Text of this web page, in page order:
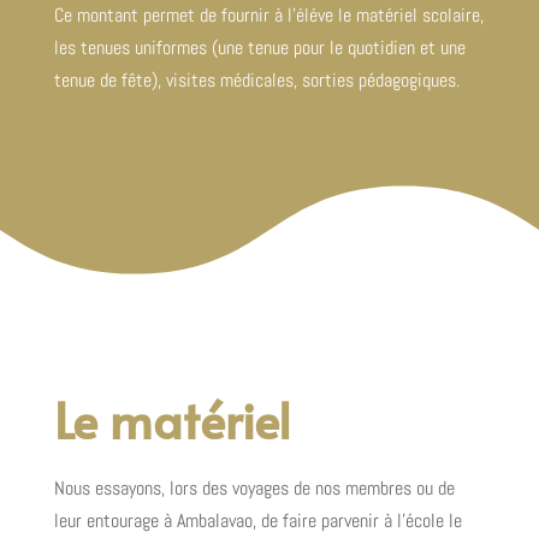
Ce montant permet de fournir à l’éléve le matériel scolaire,
les tenues uniformes (une tenue pour le quotidien et une
tenue de fête), visites médicales, sorties pédagogiques.
Le matériel
Nous essayons, lors des voyages de nos membres ou de
leur entourage à Ambalavao, de faire parvenir à l’école le